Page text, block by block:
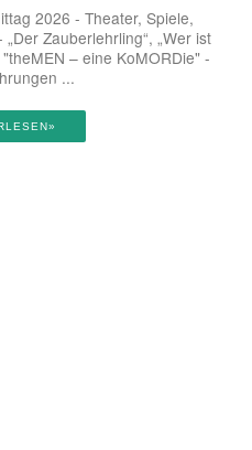
2026 - Theater, Spiele,
Zauberlehrling“, „Wer ist
– eine KoMORDie" -
...